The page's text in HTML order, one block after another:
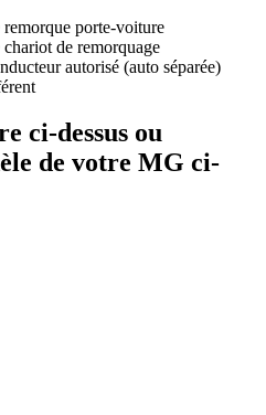
porte-voiture
de remorquage
autorisé (auto séparée)
ci-dessus ou
de votre MG ci-